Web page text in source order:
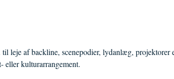
leje af backline, scenepodier, lydanlæg, projektorer
eller kulturarrangement.